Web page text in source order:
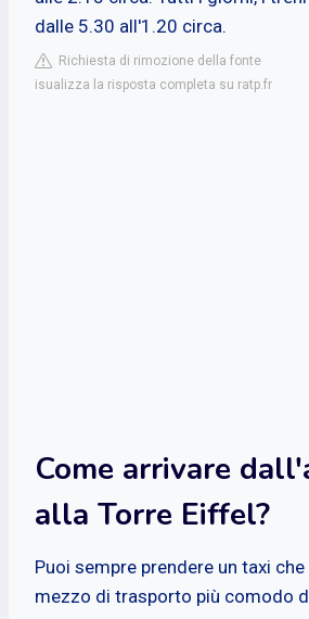
dalle 5.30 all'1.20 circa.
Richiesta di rimozione della fonte
isualizza la risposta completa su ratp.fr
Come arrivare
alla Torre Eiffel?
Puoi sempre prendere un taxi
mezzo di trasporto più comodo